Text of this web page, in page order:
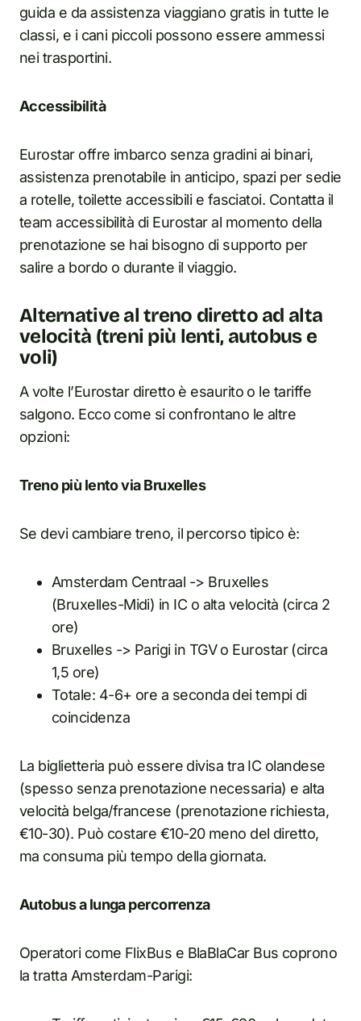
guida e da assistenza viaggiano gratis in tutte le
classi, e i cani piccoli possono essere ammessi
nei trasportini.
Accessibilità
Eurostar offre imbarco senza gradini ai binari,
assistenza prenotabile in anticipo, spazi per sedie
a rotelle, toilette accessibili e fasciatoi. Contatta il
team accessibilità di Eurostar al momento della
prenotazione se hai bisogno di supporto per
salire a bordo o durante il viaggio.
Alternative al treno diretto ad alta
velocità (treni più lenti, autobus e
voli)
A volte l’Eurostar diretto è esaurito o le tariffe
salgono. Ecco come si confrontano le altre
opzioni:
Treno più lento via Bruxelles
Se devi cambiare treno, il percorso tipico è:
Amsterdam Centraal -> Bruxelles
(Bruxelles-Midi) in IC o alta velocità (circa 2
ore)
Bruxelles -> Parigi in TGV o Eurostar (circa
1,5 ore)
Totale: 4-6+ ore a seconda dei tempi di
coincidenza
La biglietteria può essere divisa tra IC olandese
(spesso senza prenotazione necessaria) e alta
velocità belga/francese (prenotazione richiesta,
€10-30). Può costare €10-20 meno del diretto,
ma consuma più tempo della giornata.
Autobus a lunga percorrenza
Operatori come FlixBus e BlaBlaCar Bus coprono
la tratta Amsterdam-Parigi: